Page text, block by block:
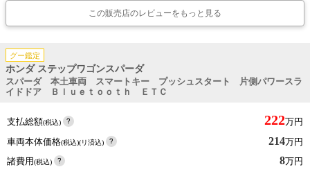
この販売店のレビューをもっと見る
グー鑑定
ホンダ ステップワゴンスパーダ
スパーダ 本土車両 スマートキー プッシュスタート 片側パワースラ
イドドア Ｂｌｕｅｔｏｏｔｈ ＥＴＣ
支払総額(税込) 222万円
車両本体価格(税込)(リ済込) 214万円
諸費用(税込) 8万円